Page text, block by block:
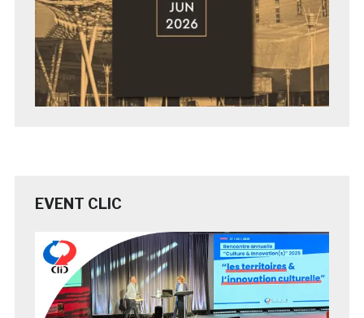
EVENT CLIC